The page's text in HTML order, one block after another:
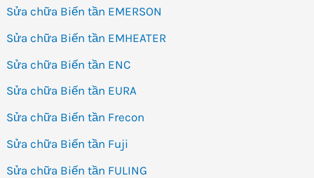
Sửa chữa Biến tần EMERSON
Sửa chữa Biến tần EMHEATER
Sửa chữa Biến tần ENC
Sửa chữa Biến tần EURA
Sửa chữa Biến tần Frecon
Sửa chữa Biến tần Fuji
Sửa chữa Biến tần FULING